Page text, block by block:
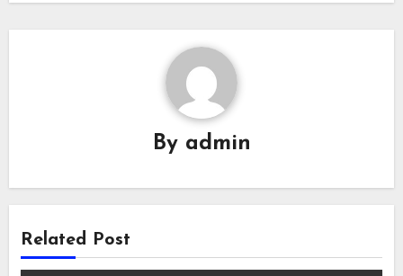
By admin
Related Post